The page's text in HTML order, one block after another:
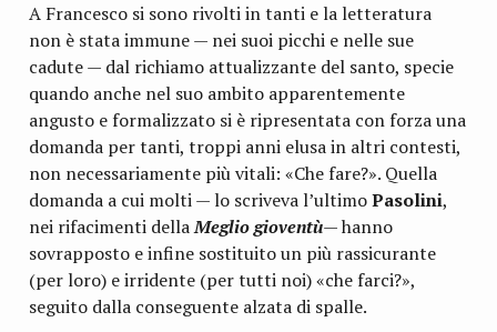
A Francesco si sono rivolti in tanti e la letteratura
non è stata immune — nei suoi picchi e nelle sue
cadute — dal richiamo attualizzante del santo, specie
quando anche nel suo ambito apparentemente
angusto e formalizzato si è ripresentata con forza una
domanda per tanti, troppi anni elusa in altri contesti,
non necessariamente più vitali: «Che fare?». Quella
domanda a cui molti — lo scriveva l’ultimoPasolini,
nei rifacimenti dellaMeglio gioventù— hanno
sovrapposto e infine sostituito un più rassicurante
(per loro) e irridente (per tutti noi) «che farci?»,
seguito dalla conseguente alzata di spalle.